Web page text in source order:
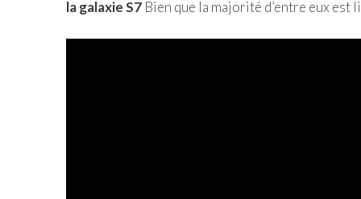
la galaxie S7 Bien que la majorité d’entre eux est